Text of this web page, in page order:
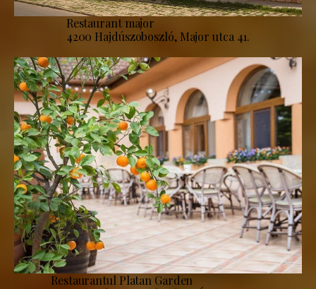
Restaurant major
4200 Hajdúszoboszló, Major utca 41.
Restaurantul Platan Garden